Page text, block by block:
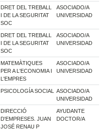
DRET DEL TREBALL
I DE LA SEGURITAT
SOC
ASOCIADO/A
UNIVERSIDAD
DRET DEL TREBALL
I DE LA SEGURITAT
SOC
ASOCIADO/A
UNIVERSIDAD
MATEMÀTIQUES
PER A L'ECONOMIA I
L'EMPRES
ASOCIADO/A
UNIVERSIDAD
PSICOLOGÍA SOCIAL
ASOCIADO/A
UNIVERSIDAD
DIRECCIÓ
D'EMPRESES. JUAN
JOSÉ RENAU P
AYUDANTE
DOCTOR/A